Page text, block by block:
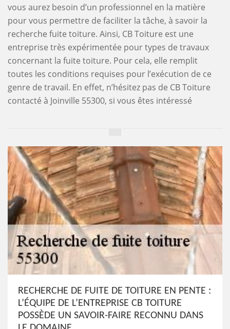
vous aurez besoin d’un professionnel en la matière
pour vous permettre de faciliter la tâche, à savoir la
recherche fuite toiture. Ainsi, CB Toiture est une
entreprise très expérimentée pour types de travaux
concernant la fuite toiture. Pour cela, elle remplit
toutes les conditions requises pour l’exécution de ce
genre de travail. En effet, n’hésitez pas de CB Toiture
contacté à Joinville 55300, si vous êtes intéressé
RECHERCHE DE FUITE DE TOITURE EN PENTE :
L’ÉQUIPE DE L’ENTREPRISE CB TOITURE
POSSÈDE UN SAVOIR-FAIRE RECONNU DANS